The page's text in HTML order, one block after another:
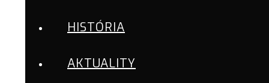
HISTÓRIA
AKTUALITY